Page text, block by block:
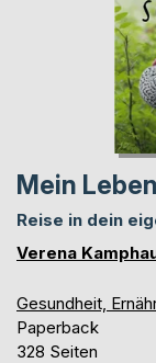
Mein
Reise in dein
Verena
Gesundheit,
Paperback
328 Seiten